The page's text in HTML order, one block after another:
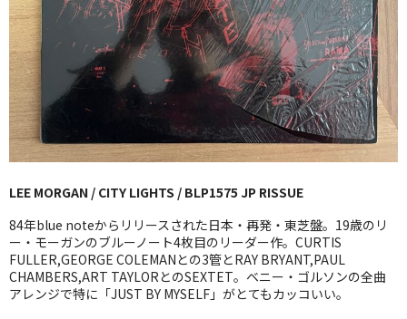
新譜
GG RECORD （当店のレーベル）
全商品
JAZZ-US
BLUE NOTE
JAZZ-EU
JAZZ-JP
JAZZ-VOCAL
LEE MORGAN / CITY LIGHTS / BLP1575 JP RISSUE
84年blue noteからリリースされた日本・再発・東芝盤。19歳のリ
ー・モーガンのブルーノート4枚目のリーダー作。CURTIS
FULLER,GEORGE COLEMANとの3管とRAY BRYANT,PAUL
CHAMBERS,ART TAYLORとのSEXTET。ベニー・ゴルソンの全曲
アレンジで特に「JUST BY MYSELF」がとてもカッコいい。